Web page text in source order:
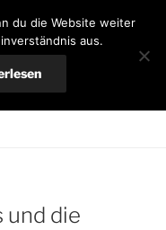
mieten von privat
und die
du die Website weiter
aus.